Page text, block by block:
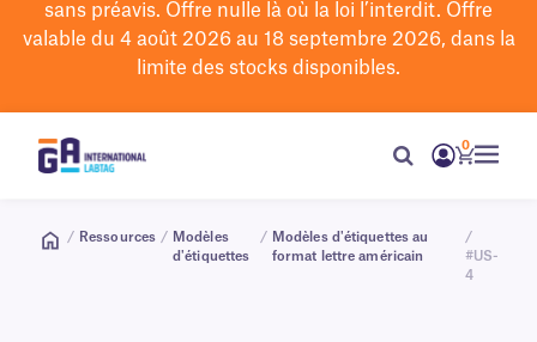
sans préavis. Offre nulle là où la loi l’interdit. Offre
valable du 4 août 2026 au 18 septembre 2026, dans la
limite des stocks disponibles.
0
/ Ressources / Modèles
d'étiquettes
/ Modèles d'étiquettes au
format lettre américain
/
#US-
4